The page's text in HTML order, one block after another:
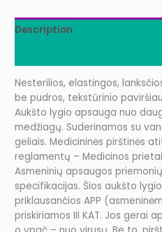
Description
Nesterilios, elastingos,
be pudros, tekstūrinio
Aukšto lygio apsauga nuo
medžiagų. Suderinamos su
geliais. Medicininės pirštinės
reglamentų – Medicinos
Asmeninių apsaugos
specifikacijas. Šios aukšto
priklausančios APP
priskiriamos III KAT. Jos gerai